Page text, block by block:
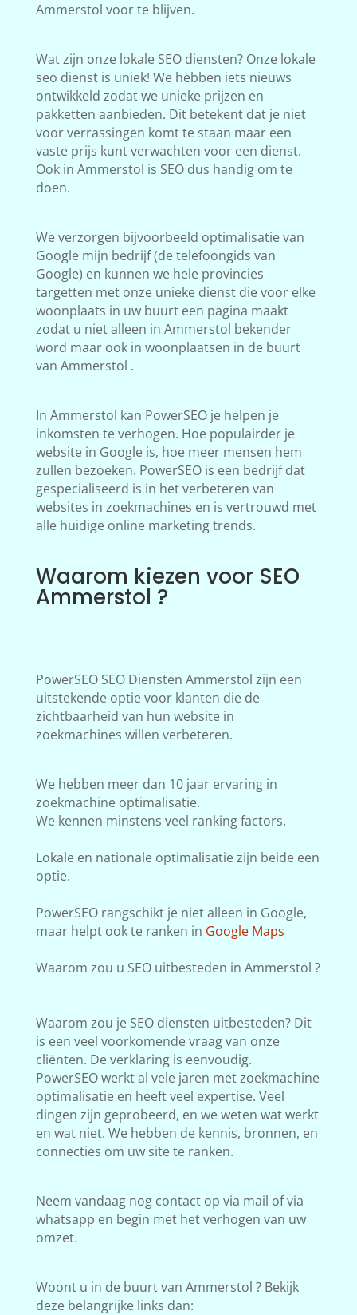
Ammerstol voor te blijven.
Wat zijn onze lokale SEO diensten? Onze lokale
seo dienst is uniek! We hebben iets nieuws
ontwikkeld zodat we unieke prijzen en
pakketten aanbieden. Dit betekent dat je niet
voor verrassingen komt te staan maar een
vaste prijs kunt verwachten voor een dienst.
Ook in Ammerstol is SEO dus handig om te
doen.
We verzorgen bijvoorbeeld optimalisatie van
Google mijn bedrijf (de telefoongids van
Google) en kunnen we hele provincies
targetten met onze unieke dienst die voor elke
woonplaats in uw buurt een pagina maakt
zodat u niet alleen in Ammerstol bekender
word maar ook in woonplaatsen in de buurt
van Ammerstol .
In Ammerstol kan PowerSEO je helpen je
inkomsten te verhogen. Hoe populairder je
website in Google is, hoe meer mensen hem
zullen bezoeken. PowerSEO is een bedrijf dat
gespecialiseerd is in het verbeteren van
websites in zoekmachines en is vertrouwd met
alle huidige online marketing trends.
Waarom kiezen voor SEO
Ammerstol ?
PowerSEO SEO Diensten Ammerstol zijn een
uitstekende optie voor klanten die de
zichtbaarheid van hun website in
zoekmachines willen verbeteren.
We hebben meer dan 10 jaar ervaring in
zoekmachine optimalisatie.
We kennen minstens veel ranking factors.
Lokale en nationale optimalisatie zijn beide een
optie.
PowerSEO rangschikt je niet alleen in Google,
maar helpt ook te ranken in Google Maps
Waarom zou u SEO uitbesteden in Ammerstol ?
Waarom zou je SEO diensten uitbesteden? Dit
is een veel voorkomende vraag van onze
cliënten. De verklaring is eenvoudig.
PowerSEO werkt al vele jaren met zoekmachine
optimalisatie en heeft veel expertise. Veel
dingen zijn geprobeerd, en we weten wat werkt
en wat niet. We hebben de kennis, bronnen, en
connecties om uw site te ranken.
Neem vandaag nog contact op via mail of via
whatsapp en begin met het verhogen van uw
omzet.
Woont u in de buurt van Ammerstol ? Bekijk
deze belangrijke links dan: